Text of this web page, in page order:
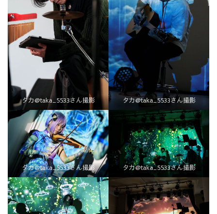
タカ@taka_5533さん撮影 タカ@taka_5533さん撮影
タカ@taka_5533さん撮影 タカ@taka_5533さん撮影